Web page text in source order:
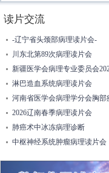
读片交流
-辽宁省头颈部病理读片会-
川东北第89次病理读片会
新疆医学会病理专业委员会2026年第二期
淋巴造血系统病理读片会
河南省医学会病理学分会胸部疾病学组
2026辽南春季病理读片会
肺癌术中冰冻病理诊断
中枢神经系统肿瘤病理读片会